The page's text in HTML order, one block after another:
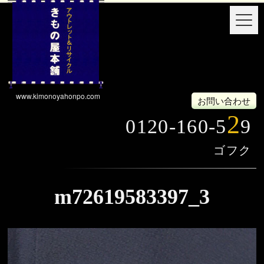
www.kimonoyahonpo.com お問い合わせ
0120-160-529
m72619583397_3